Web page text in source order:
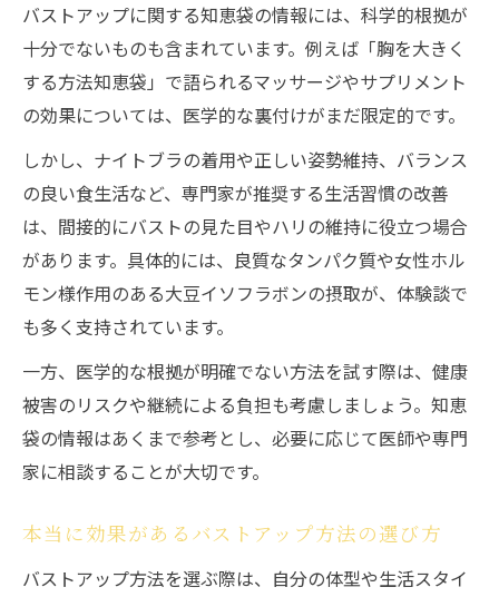
バストアップに関する知恵袋の情報には、科学的根拠が
十分でないものも含まれています。例えば「胸を大きく
する方法知恵袋」で語られるマッサージやサプリメント
の効果については、医学的な裏付けがまだ限定的です。
しかし、ナイトブラの着用や正しい姿勢維持、バランス
の良い食生活など、専門家が推奨する生活習慣の改善
は、間接的にバストの見た目やハリの維持に役立つ場合
があります。具体的には、良質なタンパク質や女性ホル
モン様作用のある大豆イソフラボンの摂取が、体験談で
も多く支持されています。
一方、医学的な根拠が明確でない方法を試す際は、健康
被害のリスクや継続による負担も考慮しましょう。知恵
袋の情報はあくまで参考とし、必要に応じて医師や専門
家に相談することが大切です。
本当に効果があるバストアップ方法の選び方
バストアップ方法を選ぶ際は、自分の体型や生活スタイ